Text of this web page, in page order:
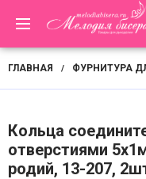
ГЛАВНАЯ / ФУРНИТУРА
Кольца
отверстиями
родий, 13-207,